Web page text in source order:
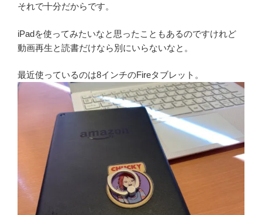
それで十分だからです。
iPadを使ってみたいなと思ったこともあるのですけれど
動画再生と読書だけなら別にいらないなと。
最近使っているのは8インチのFireタブレット。